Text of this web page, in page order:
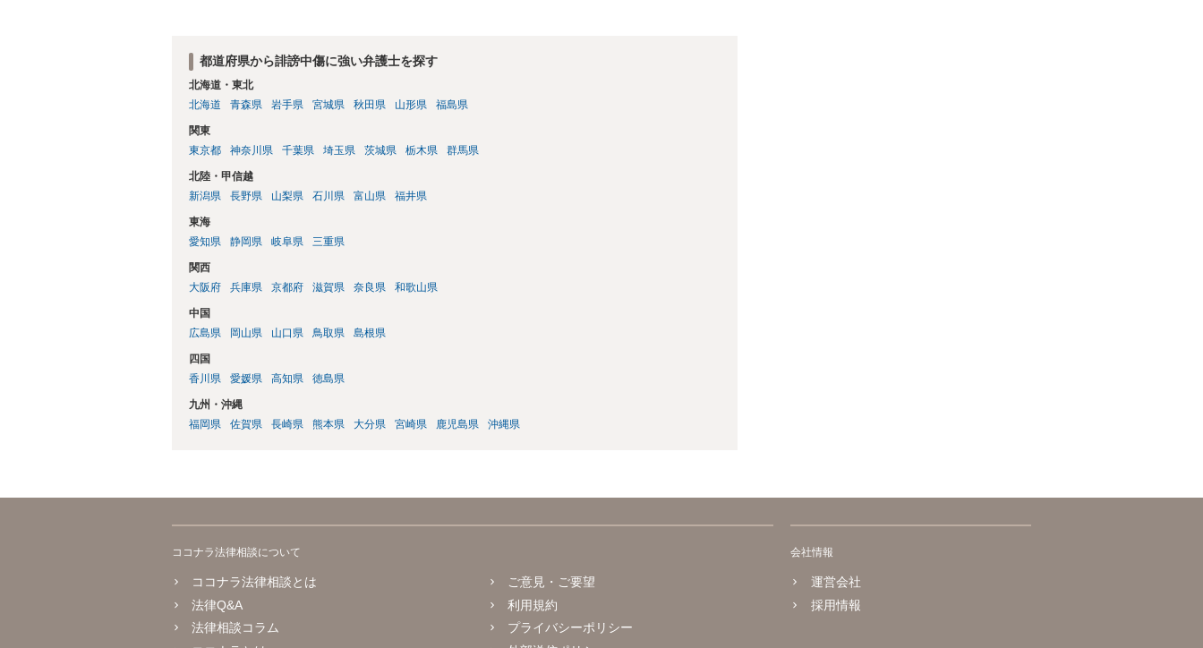
都道府県から誹謗中傷に強い弁護士を探す
北海道・東北
北海道
青森県 岩手県 宮城県 秋田県 山形県 福島県
関東
東京都
神奈川県 千葉県 埼玉県 茨城県 栃木県 群馬県
北陸・甲信越
新潟県
長野県 山梨県 石川県 富山県 福井県
東海
愛知県
静岡県 岐阜県 三重県
関西
大阪府
兵庫県 京都府 滋賀県 奈良県 和歌山県
中国
広島県
岡山県 山口県 鳥取県 島根県
四国
香川県
愛媛県 高知県 徳島県
九州・沖縄
福岡県
佐賀県 長崎県 熊本県 大分県 宮崎県 鹿児島県 沖縄県
ココナラ法律相談について
ココナラ法律相談とは
法律Q&A
法律相談コラム
ご意見・ご要望
利用規約
プライバシーポリシー
会社情報
運営会社
採用情報